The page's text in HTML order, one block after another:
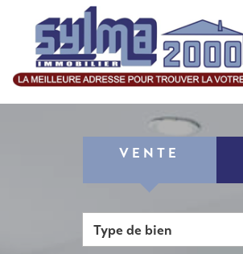
VENTE
Type de bien